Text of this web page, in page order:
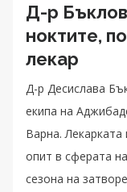
Д-р
ноктите,
лекар
Д-р Десислава
екипа на
Варна.
опит в сферата
сезона на